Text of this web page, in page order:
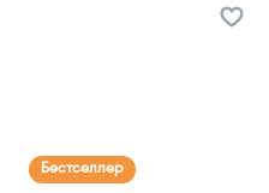
Бестселлер